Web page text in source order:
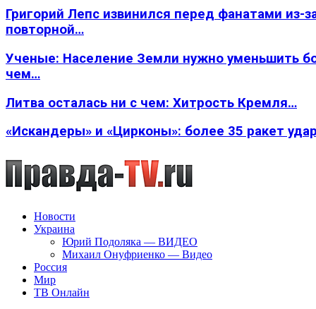
Григорий Лепс извинился перед фанатами из-
повторной…
Ученые: Население Земли нужно уменьшить
чем…
Литва осталась ни с чем: Хитрость Кремля…
«Искандеры» и «Цирконы»: более 35 ракет
Новости
Украина
Юрий Подоляка — ВИДЕО
Михаил Онуфриенко — Видео
Россия
Мир
ТВ Онлайн